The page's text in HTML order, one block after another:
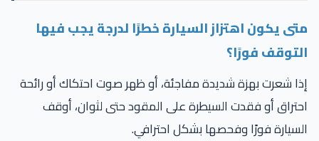
يكون اهتزاز السيارة خطرًا لدرجة يجب فيها
فورًا؟
شعرت بهزة شديدة مفاجئة، أو ظهر صوت احتكاك أو رائحة
أو فقدت السيطرة على المقود حتى لثوان، أوقف
فورًا وفحصها بشكل احترافي.